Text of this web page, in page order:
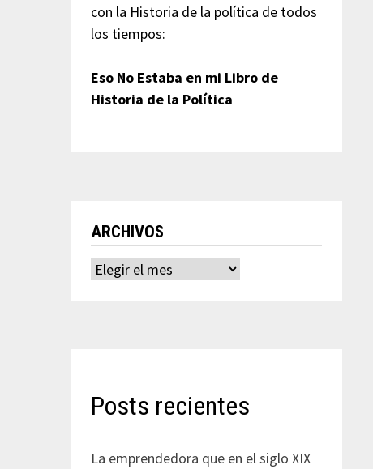
con la Historia de la política de todos
los tiempos:
Eso No Estaba en mi Libro de
Historia de la Política
ARCHIVOS
Archivos
Posts recientes
La emprendedora que en el siglo XIX